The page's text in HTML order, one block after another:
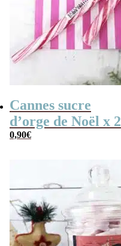
Cannes sucre
d’orge de Noël x 2
0,90€